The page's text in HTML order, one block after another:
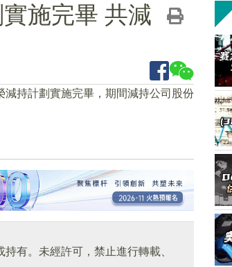
施完畢 共減
持計劃實施完畢，期間減持公司股份
有。未經許可，禁止進行轉載、